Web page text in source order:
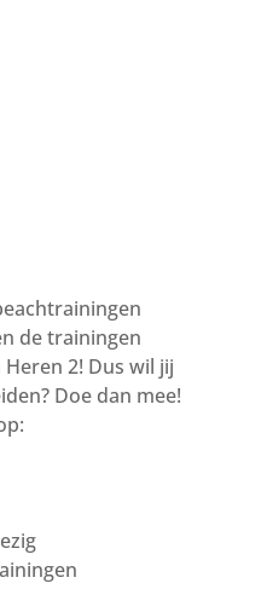
de trainingen
2! Dus wil jij
Doe dan mee!